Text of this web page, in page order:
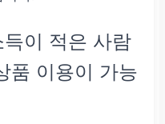
이 적은 사람
품 이용이 가능